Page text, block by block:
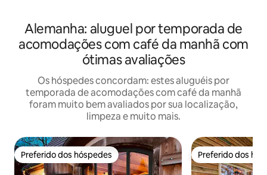
Alemanha: aluguel por temporada de
acomodações com café da manhã com
ótimas avaliações
Os hóspedes concordam: estes aluguéis por
temporada de acomodações com café da manhã
foram muito bem avaliados por sua localização,
limpeza e muito mais.
Preferido dos hóspedes
Preferido dos hóspedes Preferido dos
Preferido dos